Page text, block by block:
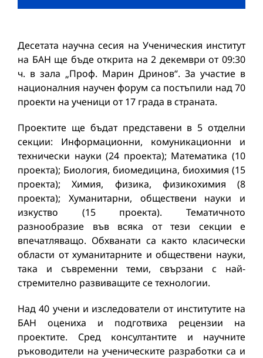
Десетата научна сесия на Ученическия институт
на БАН ще бъде открита на 2 декември от 09:30
ч. в зала „Проф. Марин Дринов“. За участие в
националния научен форум са постъпили над 70
проекти на ученици от 17 града в страната.
Проектите ще бъдат представени в 5 отделни
секции: Информационни, комуникационни и
технически науки (24 проекта); Математика (10
проекта); Биология, биомедицина, биохимия (15
проекта); Химия, физика, физикохимия (8
проекта); Хуманитарни, обществени науки и
изкуство (15 проекта). Тематичното
разнообразие във всяка от тези секции е
впечатляващо. Обхванати са както класически
области от хуманитарните и обществени науки,
така и съвременни теми, свързани с най-
стремително развиващите се технологии.
Над 40 учени и изследователи от институтите на
БАН оцениха и подготвиха рецензии на
проектите. Сред консултантите и научните
ръководители на ученическите разработки са и